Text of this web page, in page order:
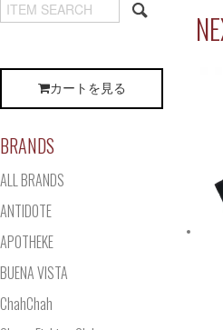
カートを見る
BRANDS
ALL BRANDS
ANTIDOTE
APOTHEKE
BUENA VISTA
ChahChah